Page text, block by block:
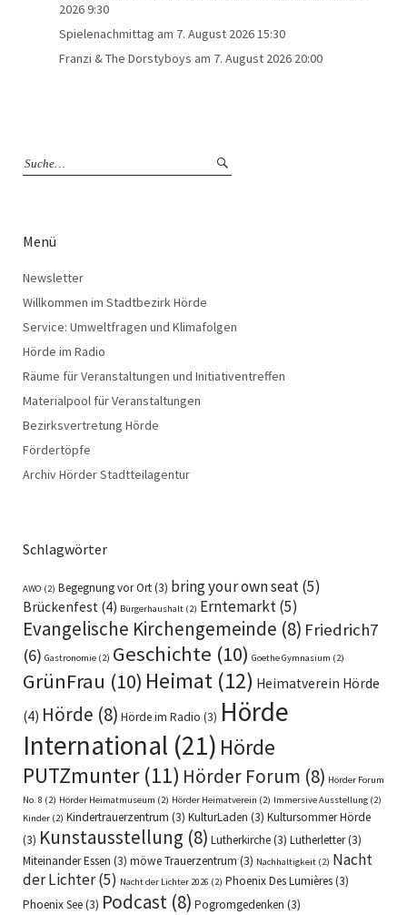
2026 9:30
Spielenachmittag am 7. August 2026 15:30
Franzi & The Dorstyboys am 7. August 2026 20:00
Menü
Newsletter
Willkommen im Stadtbezirk Hörde
Service: Umweltfragen und Klimafolgen
Hörde im Radio
Räume für Veranstaltungen und Initiativentreffen
Materialpool für Veranstaltungen
Bezirksvertretung Hörde
Fördertöpfe
Archiv Hörder Stadtteilagentur
Schlagwörter
AWO (2) Begegnung vor Ort(3) bring your own seat(5)
Brückenfest (4) Bürgerhaushalt (2) Erntemarkt(5)
Evangelische Kirchengemeinde (8) Friedrich7
(6) Gastronomie (2) Geschichte (10) Goethe Gymnasium (2)
GrünFrau (10) Heimat (12) Heimatverein Hörde
(4) Hörde (8) Hörde im Radio (3) Hörde
International (21) Hörde
PUTZmunter(11) Hörder Forum (8) Hörder Forum
No. 8 (2) Hörder Heimatmuseum (2) Hörder Heimatverein (2) Immersive Ausstellung (2)
Kinder (2) Kindertrauerzentrum (3) KulturLaden (3) Kultursommer Hörde
(3) Kunstausstellung (8) Lutherkirche(3) Lutherletter(3)
Miteinander Essen (3) möwe Trauerzentrum (3) Nachhaltigkeit (2) Nacht
der Lichter(5) Nacht der Lichter 2026 (2) Phoenix Des Lumières(3)
Phoenix See(3) Podcast (8) Pogromgedenken (3)